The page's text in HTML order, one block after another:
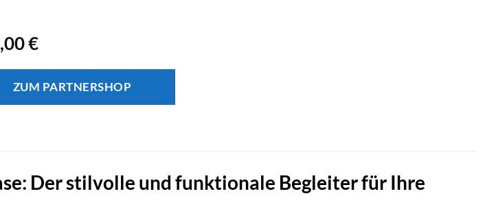
€
ZUM PARTNERSHOP
Der stilvolle und funktionale Begleiter für Ihre